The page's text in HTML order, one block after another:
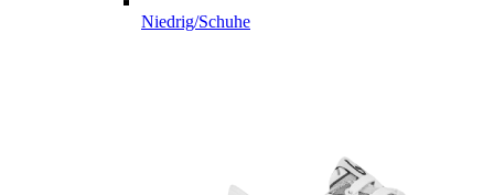
Niedrig/Schuhe